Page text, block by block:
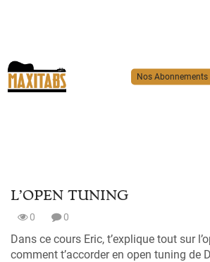
Nos Abonnements
L’OPEN TUNING
0 0
Dans ce cours Eric, t’explique tout sur
comment t’accorder en open tuning de